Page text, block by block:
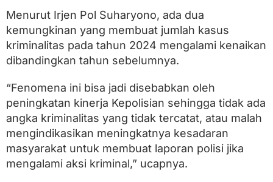
n
g
k
a
t
S
u
m
b
a
r
Menurut Irjen Pol Suharyono, ada dua
kemungkinan yang membuat jumlah kasus
kriminalitas pada tahun 2024 mengalami kenaikan
dibandingkan tahun sebelumnya.
“Fenomena ini bisa jadi disebabkan oleh
peningkatan kinerja Kepolisian sehingga tidak ada
angka kriminalitas yang tidak tercatat, atau malah
mengindikasikan meningkatnya kesadaran
masyarakat untuk membuat laporan polisi jika
mengalami aksi kriminal,” ucapnya.